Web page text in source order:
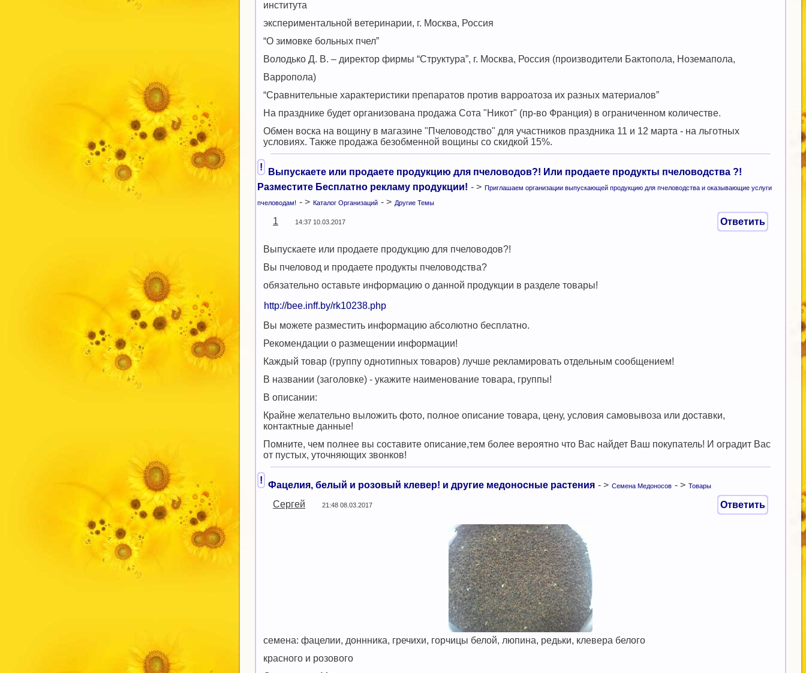
института
экспериментальной ветеринарии, г. Москва, Россия
“О зимовке больных пчел”
Володько Д. В. – директор фирмы “Структура”, г. Москва, Россия (производители Бактопола, Ноземапола,
Варропола)
“Сравнительные характеристики препаратов против варроатоза их разных материалов”
На празднике будет организована продажа Сота "Никот" (пр-во Франция) в ограниченном количестве.
Обмен воска на вощину в магазине "Пчеловодство" для участников праздника 11 и 12 марта - на льготных
условиях. Также продажа безобменной вощины со скидкой 15%.
!
Выпускаете или продаете продукцию для пчеловодов?! Или продаете продукты пчеловодства ?!
Разместите Бесплатно рекламу продукции! - > Приглашаем организации выпускающей продукцию для пчеловодства и оказывающие услуги
пчеловодам! - > Каталог Организаций - > Другие Темы
1 14:37 10.03.2017 Ответить
Выпускаете или продаете продукцию для пчеловодов?!
Вы пчеловод и продаете продукты пчеловодства?
обязательно оставьте информацию о данной продукции в разделе товары!
http://bee.inff.by/rk10238.php
Вы можете разместить информацию абсолютно бесплатно.
Рекомендации о размещении информации!
Каждый товар (группу однотипных товаров) лучше рекламировать отдельным сообщением!
В названии (заголовке) - укажите наименование товара, группы!
В описании:
Крайне желательно выложить фото, полное описание товара, цену, условия самовывоза или доставки,
контактные данные!
Помните, чем полнее вы составите описание,тем более вероятно что Вас найдет Ваш покупатель! И оградит Вас
от пустых, уточняющих звонков!
! Фацелия, белый и розовый клевер! и другие медоносные растения - > Семена Медоносов - > Товары
Сергей 21:48 08.03.2017 Ответить
семена: фацелии, доннника, гречихи, горчицы белой, люпина, редьки, клевера белого
красного и розового